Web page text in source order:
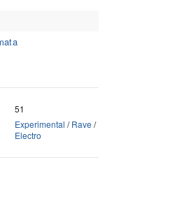
51
Experimental /Rave /
Electro